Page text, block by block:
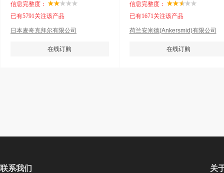
信息完整度：
已有5791关注该产品
日本麦奇克拜尔有限公司
在线订购
信息完整度：
已有1671关注该产品
荷兰安米德(Ankersmid)有限公司
在线订购
联系我们 关